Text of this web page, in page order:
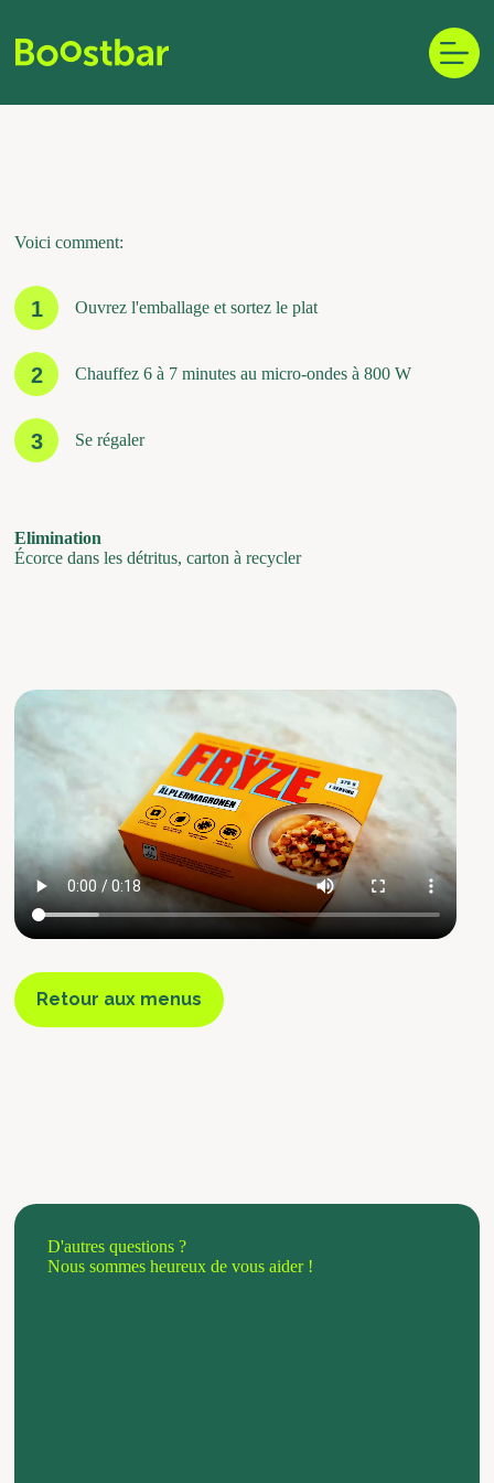
content
Voici comment:
1 Ouvrez l'emballage et sortez le plat
2 Chauffez 6 à 7 minutes au micro-ondes à 800 W
3 Se régaler
Elimination
Écorce dans les détritus, carton à recycler
Retour aux menus
D'autres questions ?
Nous sommes heureux de vous aider !